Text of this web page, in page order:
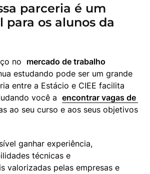
parceria é um
para os alunos da
no mercado de trabalho
estudando pode ser um grande
entre a Estácio e CIEE facilita
você a encontrar vagas de
ao seu curso e aos seus objetivos
ganhar experiência,
técnicas e
valorizadas pelas empresas e